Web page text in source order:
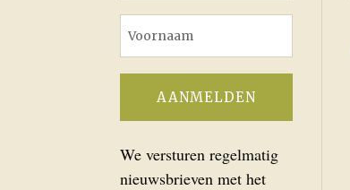
We versturen regelmatig
nieuwsbrieven met het